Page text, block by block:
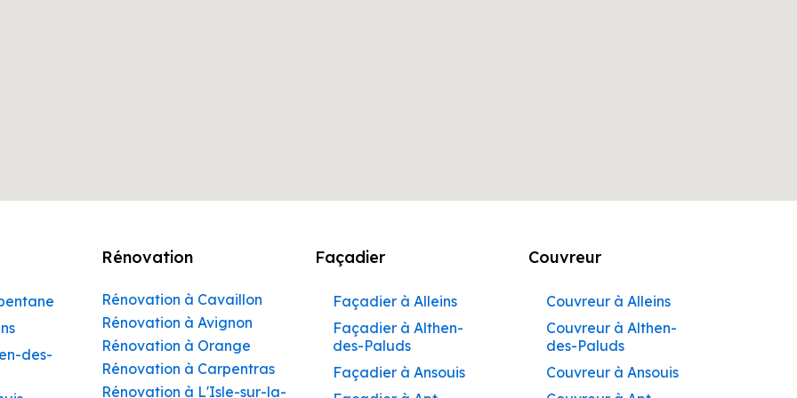
des-
Rénovation
Rénovation à Cavaillon
Rénovation à Avignon
Rénovation à Orange
Rénovation à Carpentras
Rénovation à L'Isle-sur-la-
Façadier
Façadier à Alleins
Façadier à Althen-
des-Paluds
Façadier à Ansouis
Couvreur
Couvreur à Alleins
Couvreur à Althen-
des-Paluds
Couvreur à Ansouis